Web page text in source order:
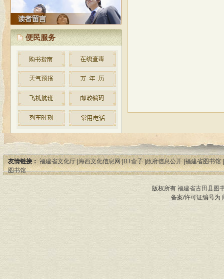
便民服务
友情链接： 福建省文化厅|海西文化信息网|BT盒子|政府信息公开|福建省图书馆|
图书馆
版权所有 福建省古田县图
备案/许可证编号为